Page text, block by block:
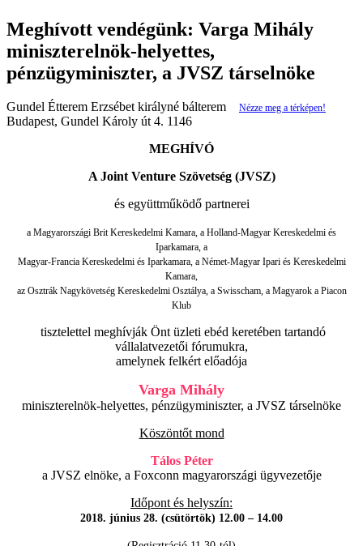
Meghívott vendégünk: Varga Mihály
miniszterelnök-helyettes,
pénzügyminiszter, a JVSZ társelnöke
Gundel Étterem Erzsébet királyné bálterem Nézze meg a térképen!
Budapest, Gundel Károly út 4. 1146
MEGHÍVÓ
A Joint Venture Szövetség (JVSZ)
és együttműködő partnerei
a Magyarországi Brit Kereskedelmi Kamara, a Holland-Magyar Kereskedelmi és
Iparkamara, a
Magyar-Francia Kereskedelmi és Iparkamara, a Német-Magyar Ipari és Kereskedelmi
Kamara,
az Osztrák Nagykövetség Kereskedelmi Osztálya, a Swisscham, a Magyarok a Piacon
Klub
tisztelettel meghívják Önt üzleti ebéd keretében tartandó
vállalatvezetői fórumukra,
amelynek felkért előadója
Varga Mihály
miniszterelnök-helyettes, pénzügyminiszter, a JVSZ társelnöke
Köszöntőt mond
Tálos Péter
a JVSZ elnöke, a Foxconn magyarországi ügyvezetője
Időpontés helyszín:
2018. június 28. (csütörtök) 12.00 – 14.00